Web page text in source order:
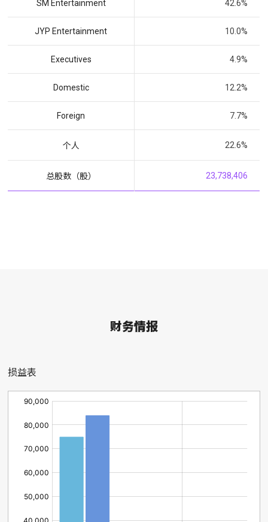
SM Entertainment 42.6%
JYP Entertainment 10.0%
Executives 4.9%
Domestic 12.2%
Foreign 7.7%
个人 22.6%
总股数（股） 23,738,406
财务情报
02
损益表